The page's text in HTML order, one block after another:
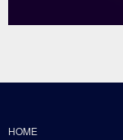
HOME